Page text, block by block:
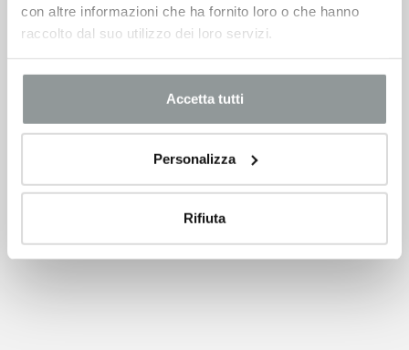
con altre informazioni che ha fornito loro o che hanno
raccolto dal suo utilizzo dei loro servizi.
Accetta tutti
Personalizza
Rifiuta